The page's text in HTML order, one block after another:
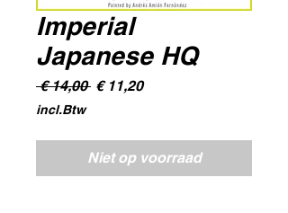
Imperial
Japanese HQ
€ 14,00 Normale
€ 11,20Verkoopprijs
incl.Btw
Niet op voorraad